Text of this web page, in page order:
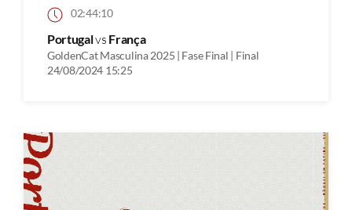
02:44:10
Portugalvs França
GoldenCat Masculina 2025 | Fase Final | Final
24/08/2024 15:25